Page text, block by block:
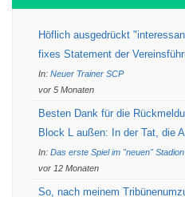
Höflich ausgedrückt
fixes Statement der
In: Neuer Trainer SCP
vor 5 Monaten
Besten Dank für die
Block L außen: In der Tat, die
In: Das erste Spiel im "neuen" Stadion
vor 12 Monaten
So, nach meinem